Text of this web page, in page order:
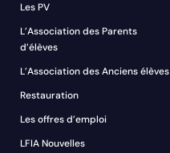
Les PV
L’Association des Parents
d’élèves
L’Association des Anciens élèves
Restauration
Les offres d’emploi
LFIA Nouvelles